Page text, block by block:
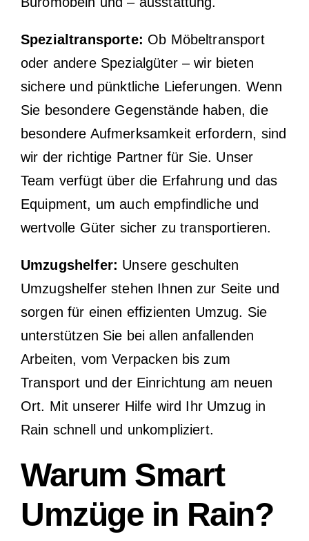
Spezialtransporte: Ob Möbeltransport
oder andere Spezialgüter – wir bieten
sichere und pünktliche Lieferungen. Wenn
Sie besondere Gegenstände haben, die
besondere Aufmerksamkeit erfordern, sind
wir der richtige Partner für Sie. Unser
Team verfügt über die Erfahrung und das
Equipment, um auch empfindliche und
wertvolle Güter sicher zu transportieren.
Umzugshelfer: Unsere geschulten
Umzugshelfer stehen Ihnen zur Seite und
sorgen für einen effizienten Umzug. Sie
unterstützen Sie bei allen anfallenden
Arbeiten, vom Verpacken bis zum
Transport und der Einrichtung am neuen
Ort. Mit unserer Hilfe wird Ihr Umzug in
Rain schnell und unkompliziert.
Warum Smart
Umzüge in Rain?